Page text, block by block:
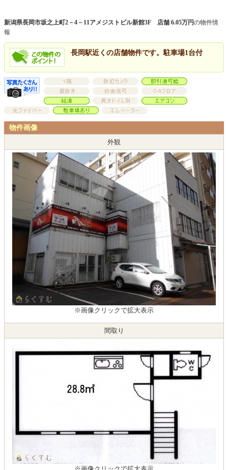
新潟県長岡市坂之上町2－4－11アメジストビル新館3F 店舗 6.05万円の物件情
報
長岡駅近くの店舗物件です。駐車場1台付
物件画像
外観
間取り
※画像クリックで拡大表示